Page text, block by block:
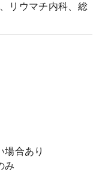
リウマチ内科、総
合あり
み